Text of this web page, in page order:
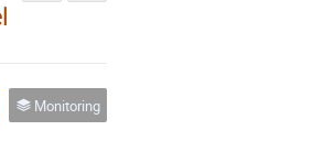
Monitoring